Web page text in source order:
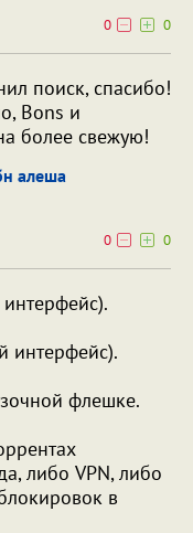
0
0
поиск, спасибо!
Bons и
более свежую!
алеша
0
0
интерфейс).
флешке.
либо VPN, либо
в